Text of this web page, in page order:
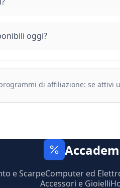
oggi?
di affiliazione: se attivi
e ScarpeComputer ed
Accessori e Gioielli